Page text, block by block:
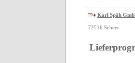
Karl Späh
72516 Scheer